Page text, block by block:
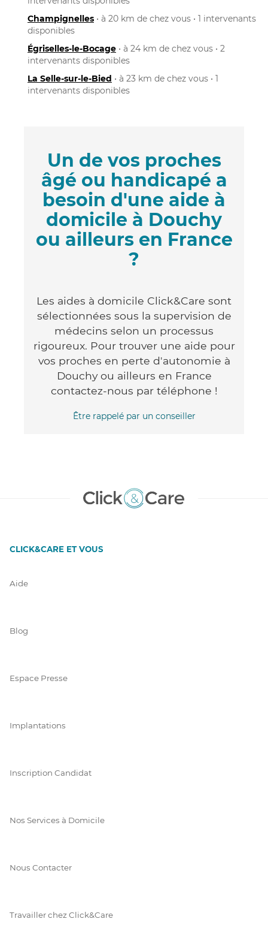
Champignelles • à 20 km de chez vous • 1 intervenants
disponibles
Égriselles-le-Bocage • à 24 km de chez vous • 2
intervenants disponibles
La Selle-sur-le-Bied • à 23 km de chez vous • 1
intervenants disponibles
Un de vos proches
âgé ou handicapé a
besoin d'une aide à
domicile à Douchy
ou ailleurs en France
?
Les aides à domicile Click&Care sont
sélectionnées sous la supervision de
médecins selon un processus
rigoureux. Pour trouver une aide pour
vos proches en perte d'autonomie à
Douchy ou ailleurs en France
contactez-nous par téléphone !
Être rappelé par un conseiller
CLICK&CARE ET VOUS
Aide
Blog
Espace Presse
Implantations
Inscription Candidat
Nos Services à Domicile
Nous Contacter
Travailler chez Click&Care